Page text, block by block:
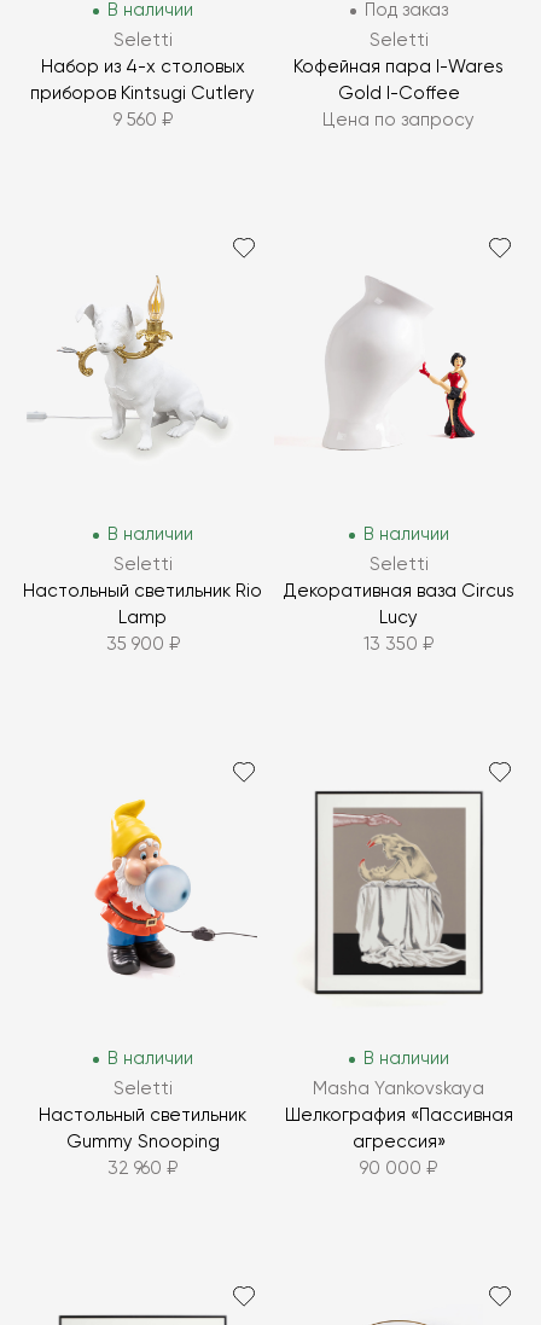
В наличии
Seletti
Набор из 4-х столовых
приборов Kintsugi Cutlery
9 560 ₽
Под заказ
Seletti
Кофейная пара I-Wares
Gold I-Coffee
Цена по запросу
В наличии
Seletti
Настольный светильник Rio
Lamp
35 900 ₽
В наличии
Seletti
Декоративная ваза Circus
Lucy
13 350 ₽
В наличии
Seletti
Настольный светильник
Gummy Snooping
32 960 ₽
В наличии
Masha Yankovskaya
Шелкография «Пассивная
агрессия»
90 000 ₽